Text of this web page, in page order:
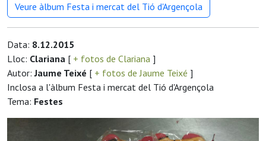
Veure àlbum Festa i mercat del Tió d'Argençola
Data: 8.12.2015
Lloc: Clariana [ + fotos de Clariana ]
Autor:Jaume Teixé [ + fotos de Jaume Teixé ]
Inclosa a l'àlbum Festa i mercat del Tió d'Argençola
Tema: Festes